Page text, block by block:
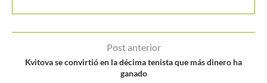
Post anterior
Kvitova se convirtió en la décima tenista que más dinero ha
ganado